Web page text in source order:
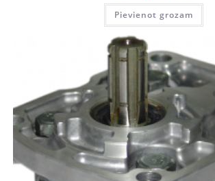
Pievienot grozam